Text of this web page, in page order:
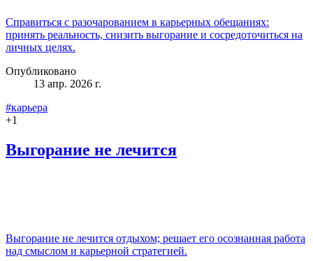
Справиться с разочарованием в карьерных обещаниях:
принять реальность, снизить выгорание и сосредоточиться на
личных целях.
Опубликовано
13 апр. 2026 г.
#карьера
+1
Выгорание не лечится
Выгорание не лечится отдыхом; решает его осознанная работа
над смыслом и карьерной стратегией.